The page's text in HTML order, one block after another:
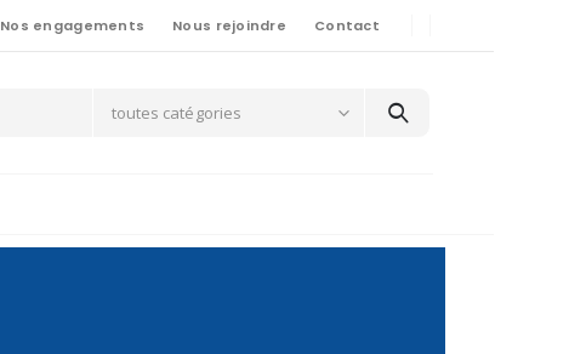
Nos engagements Nous rejoindre Contact
toutes catégories